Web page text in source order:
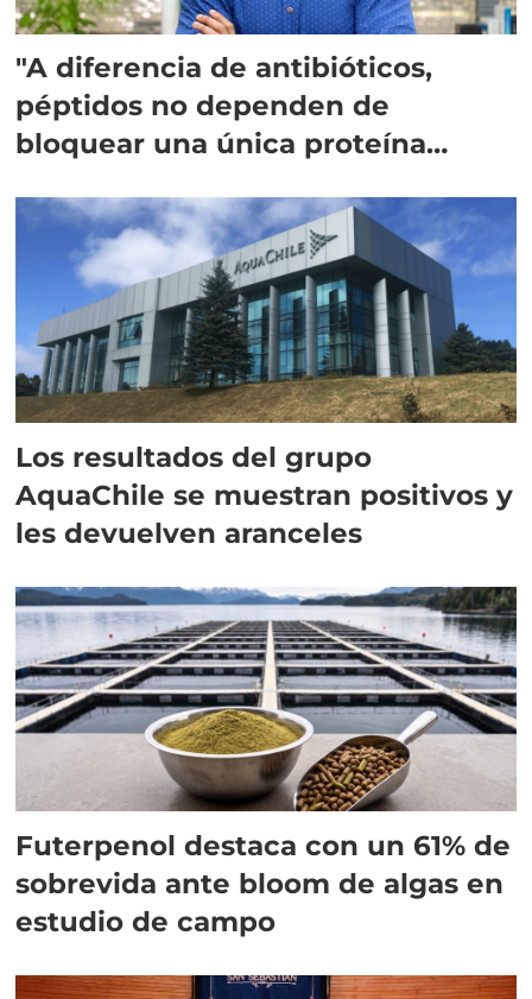
"A diferencia de antibióticos,
péptidos no dependen de
bloquear una única proteína
Los resultados del grupo
AquaChile se muestran positivos y
les devuelven aranceles
Futerpenol destaca con un 61% de
sobrevida ante bloom de algas en
estudio de campo